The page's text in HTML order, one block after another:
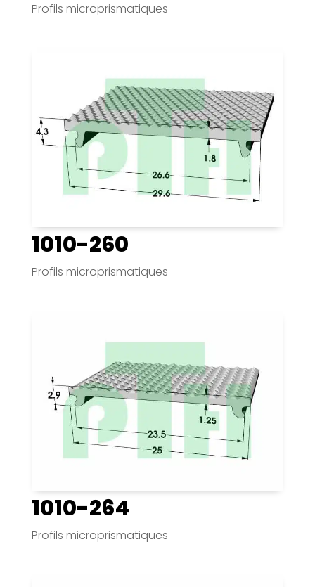
Profils microprismatiques
1010-260
Profils microprismatiques
1010-264
Profils microprismatiques